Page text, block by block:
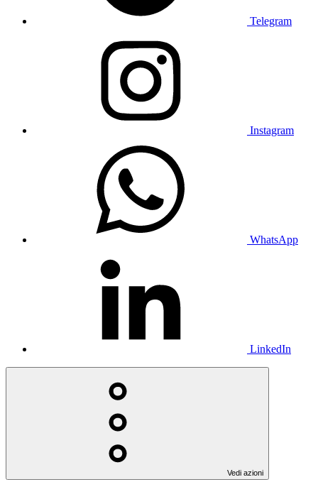
Telegram
Instagram
WhatsApp
LinkedIn
Vedi azioni